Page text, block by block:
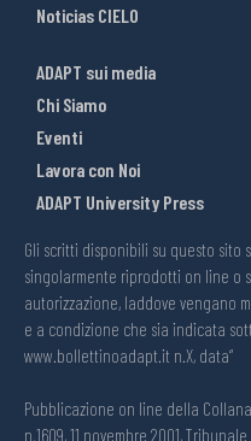
Noticias CIELO
ADAPT sui media
Chi Siamo
Eventi
Lavora con Noi
ADAPT University Press
Gli scritti disponibili su questo sito
singolarmente riprodotti on line o
autorizzazione, laddove vengano
e a condizione che sia indicata
www.bollettinoadapt.it n.X, data“
Pubblicazione on line della Collana
n.1609, 11 novembre 2001,